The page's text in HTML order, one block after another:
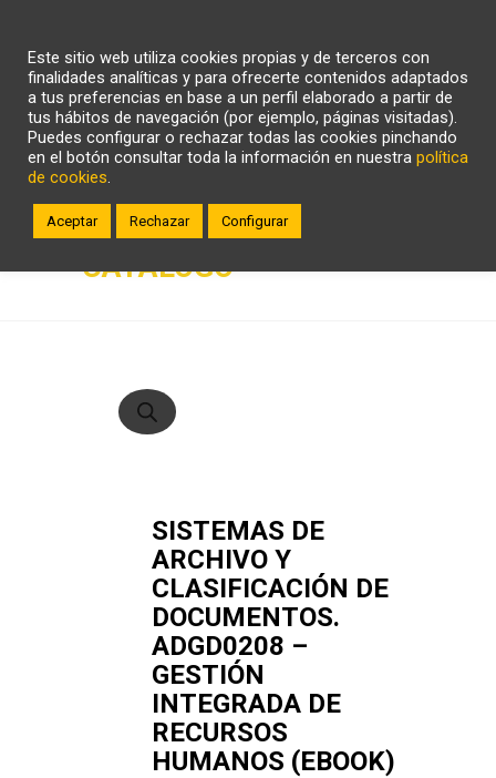
ZONA CLIENTE
CATÁLOGO
productos
SISTEMAS DE
ARCHIVO Y
CLASIFICACIÓN DE
DOCUMENTOS.
ADGD0208 –
GESTIÓN
INTEGRADA DE
RECURSOS
HUMANOS (EBOOK)
Este sitio web utiliza cookies propias y de terceros con
finalidades analíticas y para ofrecerte contenidos adaptados
a tus preferencias en base a un perfil elaborado a partir de
tus hábitos de navegación (por ejemplo, páginas visitadas).
Puedes configurar o rechazar todas las cookies pinchando
en el botón consultar toda la información en nuestra política
de cookies.
Aceptar Rechazar Configurar